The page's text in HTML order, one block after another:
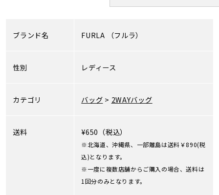
ブランド名 FURLA （フルラ）
性別 レディース
カテゴリ バッグ > 2WAYバッグ
送料 ¥650（税込）
※北海道、沖縄県、一部離島は送料￥890(税
込)となります。
※一度に複数店舗からご購入の場合、送料は
1回分のみとなります。